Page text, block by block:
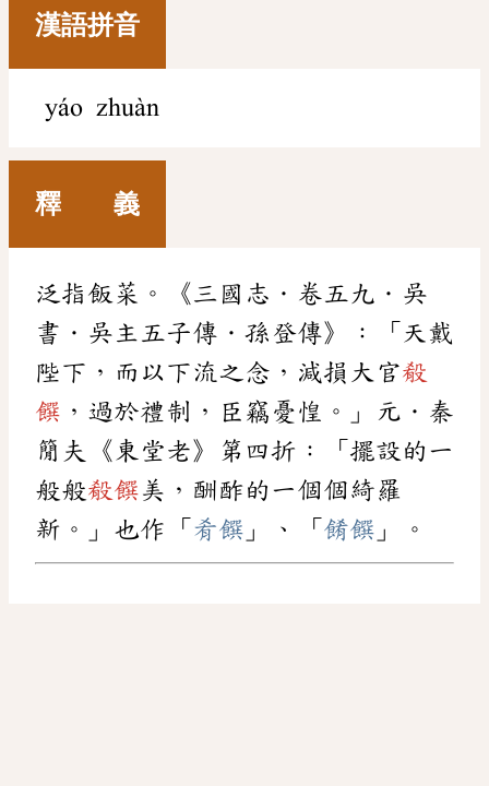
漢語拼音
yáo zhuàn
釋 義
泛指飯菜。《三國志．卷五九．吳
書．吳主五子傳．孫登傳》：「天戴
陛下，而以下流之念，減損大官殽
饌 ，過於禮制，臣竊憂惶。」元．秦
𥳑夫《東堂老》第四折：「擺設的一
般般殽饌美，酬酢的一個個綺羅
新。」也作「 肴饌 」、「 餚饌 」。